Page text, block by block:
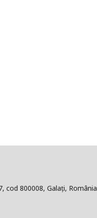
cod 800008, Galați, România